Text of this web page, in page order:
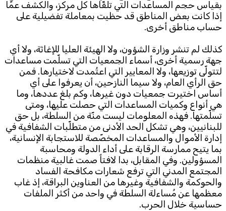
بقياس حجم المساعدات التي تلقّاها كل مركز، والكشف عمّا
إذا كانت بعض المناطق قد حظيت بمعاملة تفضيلية على
حساب مناطق أخرى.
كذلك لم تنشر وزارة الشؤون، ولا الهيئة العليا للإغاثة، ولا أي
جهة رسمية أخرى، أسماء الجمعيات التي تسلّمت مساعدات
لتتولّى توزيعها، ولا المعايير التي اعتُمدت لاختيارها. فمن
حق الرأي العام، ولا سيما النازحين، أن يعرفوا على أي
أساس اختيرت جمعيات دون غيرها، وكم بلغ عددها، وما
هي أنواع وكميات المساعدات التي حصلت عليها، ومتى
تسلّمتها. فهذه المعلومات ليست منّة من السلطة، بل حق
للبنانيين، وهي تشكل الحد الأدنى من متطلّبات الشفافية في
إدارة الأموال والمساعدات المخصّصة للاستجابة الإنسانية،
بما يتيح ممارسة الرقابة على أداء الدولة ومحاسبة
المسؤولين. وفي المقابل، بدا لافتاً صمت غالبية منظمات
المجتمع المدني التي ترفع شعارات مكافحة الفساد
والحوكمة والشفافية وغيرها من العناوين البراقة، إذ غاب
معظمها عن مُساءلة السلطة في واحد من أكثر الملفات
حساسية خلال الحرب.